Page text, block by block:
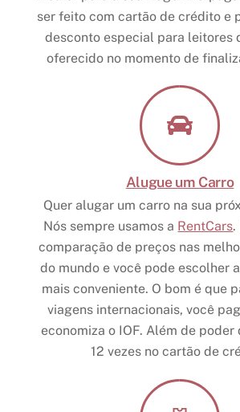
ser feito com cartão de crédito e
desconto especial para leitores
oferecido no momento de
Alugue um Carro
Quer alugar um carro na sua
Nós sempre usamos a RentCars.
comparação de preços nas
do mundo e você pode escolher
mais conveniente. O bom é que
viagens internacionais, você
economiza o IOF. Além de
12 vezes no cartão de